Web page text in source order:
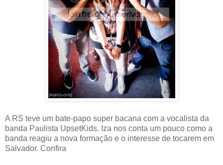
A RS teve um bate-papo super bacana com a vocalista da
banda Paulista UpsetKids. Iza nos conta um pouco como a
banda reagiu a nova formação e o interesse de tocarem em
Salvador. Confira